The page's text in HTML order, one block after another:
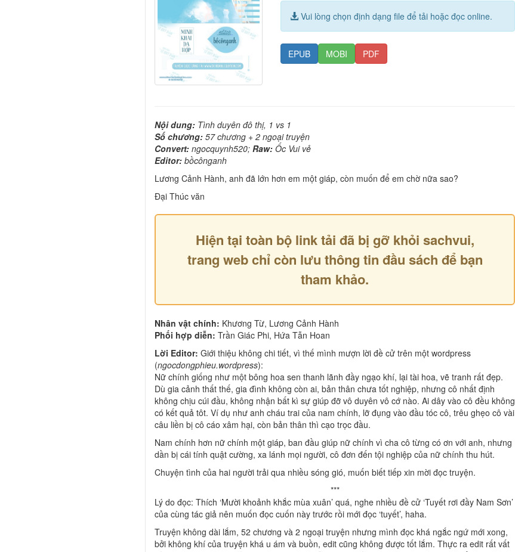
Vui lòng chọn định dạng file để tải hoặc đọc online.
EPUB MOBI PDF
Nội dung: Tình duyên đô thị, 1 vs 1
Số chương: 57 chương + 2 ngoại truyện
Convert: ngocquynh520; Raw: Ốc Vui vẻ
Editor: bồcônganh
Lương Cảnh Hành, anh đã lớn hơn em một giáp, còn muốn để em chờ nữa sao?
Đại Thúc văn
Hiện tại toàn bộ link tải đã bị gỡ khỏi sachvui,
trang web chỉ còn lưu thông tin đầu sách để bạn
tham khảo.
Nhân vật chính: Khương Từ, Lương Cảnh Hành
Phối hợp diễn: Trần Giác Phi, Hứa Tẫn Hoan
Lời Editor: Giới thiệu không chi tiết, vì thế mình mượn lời đề cử trên một wordpress
(ngocdongphieu.wordpress):
Nữ chính giống như một bông hoa sen thanh lãnh đầy ngạo khí, lại tài hoa, vẽ tranh rất đẹp.
Dù gia cảnh thất thế, gia đình không còn ai, bản thân chưa tốt nghiệp, nhưng cô nhất định
không chịu cúi đầu, không nhận bất kì sự giúp đỡ vô duyên vô cớ nào. Ai dây vào cô đều không
có kết quả tôt. Ví dụ như anh cháu trai của nam chính, lỡ đụng vào đầu tóc cô, trêu ghẹo cô vài
câu liền bị cô cáo xâm hại, còn bản thân thì cạo trọc đầu.
Nam chính hơn nữ chính một giáp, ban đầu giúp nữ chính vì cha cô từng có ơn với anh, nhưng
dần bị cái tính quật cường, xa lánh mọi người, cô đơn đến tội nghiệp của nữ chính thu hút.
Chuyện tình của hai người trải qua nhiều sóng gió, muốn biết tiếp xin mời đọc truyện.
***
Lý do đọc: Thích ‘Mười khoảnh khắc mùa xuân’ quá, nghe nhiều đề cử ‘Tuyết rơi đầy Nam Sơn’
của cùng tác giả nên muốn đọc cuốn này trước rồi mới đọc ‘tuyết’, haha.
Truyện không dài lắm, 52 chương và 2 ngoại truyện nhưng mình đọc khá ngắc ngứ mới xong,
bởi không khí của truyện khá u ám và buồn, edit cũng không được tốt lắm. Thực ra edit rất vất